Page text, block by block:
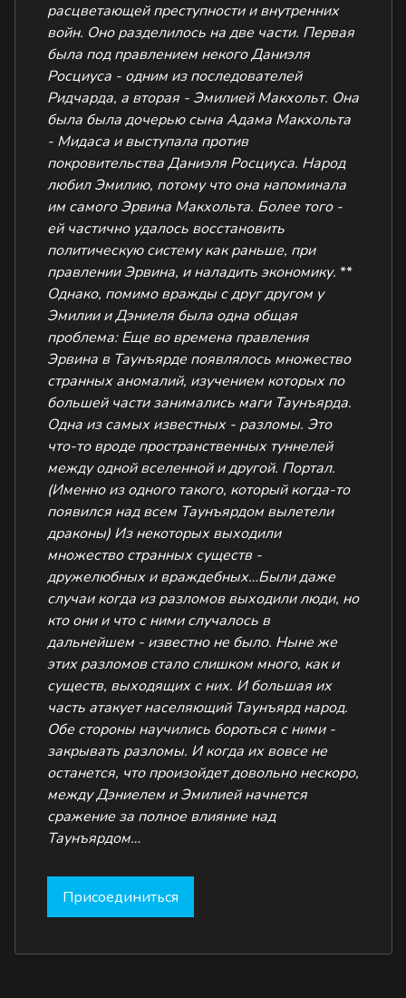
расцветающей преступности и внутренних
войн. Оно разделилось на две части. Первая
была под правлением некого Даниэля
Росциуса - одним из последователей
Ридчарда, а вторая - Эмилией Макхольт. Она
была была дочерью сына Адама Макхольта
- Мидаса и выступала против
покровительства Даниэля Росциуса. Народ
любил Эмилию, потому что она напоминала
им самого Эрвина Макхольта. Более того -
ей частично удалось восстановить
политическую систему как раньше, при
правлении Эрвина, и наладить экономику. **
Однако, помимо вражды с друг другом у
Эмилии и Дэниеля была одна общая
проблема: Еще во времена правления
Эрвина в Таунъярде появлялось множество
странных аномалий, изучением которых по
большей части занимались маги Таунъярда.
Одна из самых известных - разломы. Это
что-то вроде пространственных туннелей
между одной вселенной и другой. Портал.
(Именно из одного такого, который когда-то
появился над всем Таунъярдом вылетели
драконы) Из некоторых выходили
множество странных существ -
дружелюбных и враждебных…Были даже
случаи когда из разломов выходили люди, но
кто они и что с ними случалось в
дальнейшем - известно не было. Ныне же
этих разломов стало слишком много, как и
существ, выходящих с них. И большая их
часть атакует населяющий Таунъярд народ.
Обе стороны научились бороться с ними -
закрывать разломы. И когда их вовсе не
останется, что произойдет довольно нескоро,
между Дэниелем и Эмилией начнется
сражение за полное влияние над
Таунъярдом…
Присоединиться